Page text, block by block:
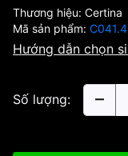
Thương hiệu: Certina
Mã sản phẩm:
Hướng dẫn chọn
Số lượng: